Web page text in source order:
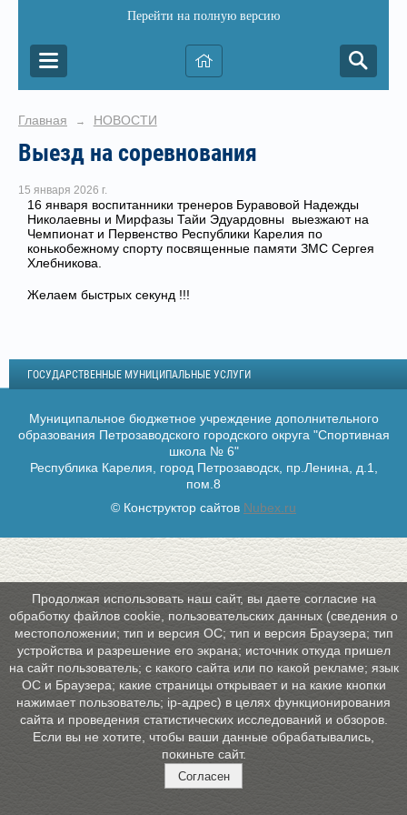
Перейти на полную версию
Главная → НОВОСТИ
Выезд на соревнования
15 января 2026 г.
16 января воспитанники тренеров Буравовой Надежды
Николаевны и Мирфазы Тайи Эдуардовны выезжают на
Чемпионат и Первенство Республики Карелия по
конькобежному спорту посвященные памяти ЗМС Сергея
Хлебникова.
Желаем быстрых секунд !!!
ГОСУДАРСТВЕННЫЕ МУНИЦИПАЛЬНЫЕ УСЛУГИ
Муниципальное бюджетное учреждение дополнительного
образования Петрозаводского городского округа "Спортивная
школа № 6"
Республика Карелия, город Петрозаводск, пр.Ленина, д.1,
пом.8
© Конструктор сайтов Nubex.ru
Продолжая использовать наш сайт, вы даете согласие на
обработку файлов cookie, пользовательских данных (сведения о
местоположении; тип и версия ОС; тип и версия Браузера; тип
устройства и разрешение его экрана; источник откуда пришел
на сайт пользователь; с какого сайта или по какой рекламе; язык
ОС и Браузера; какие страницы открывает и на какие кнопки
нажимает пользователь; ip-адрес) в целях функционирования
сайта и проведения статистических исследований и обзоров.
Если вы не хотите, чтобы ваши данные обрабатывались,
покиньте сайт.
Согласен